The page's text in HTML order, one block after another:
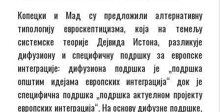
Копецки и Мад су предложили алтернативну
типологију евроскептицизма, којa на темељу
системске теорије Дејвида Истона, разликује
дифузиону и специфичну подршку за европске
интеграције: дифузиона подршка је „подршка
општим идејама европских интеграција“ док је
специфична подршка „подршка актуелном пројекту
европских интеграција“. На основу дифузне подршке,